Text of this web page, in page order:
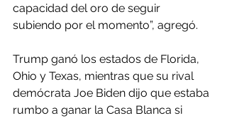
capacidad del oro de seguir
subiendo por el momento”, agregó.
Trump ganó los estados de Florida,
Ohio y Texas, mientras que su rival
demócrata Joe Biden dijo que estaba
rumbo a ganar la Casa Blanca si